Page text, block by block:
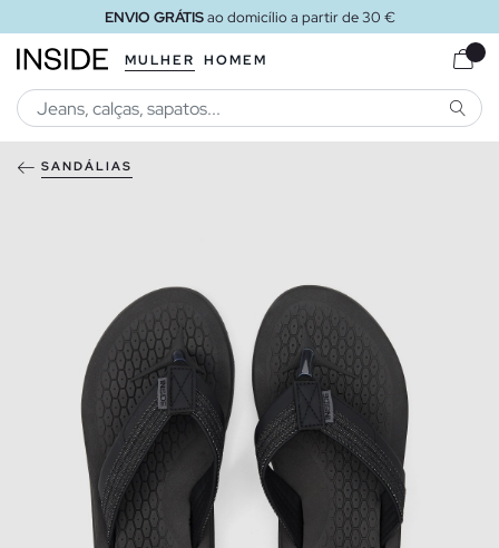
ENVIO GRÁTISao domicílio a partir de 30 €
MULHER HOMEM
SANDÁLIAS